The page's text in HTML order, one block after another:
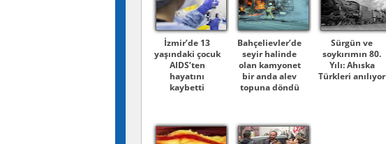
İzmir’de 13
yaşındaki çocuk
AIDS’ten
hayatını
kaybetti
Bahçelievler’de
seyir halinde
olan kamyonet
bir anda alev
topuna döndü
Sürgün ve
soykırımın 80.
Yılı: Ahıska
Türkleri anılıyor